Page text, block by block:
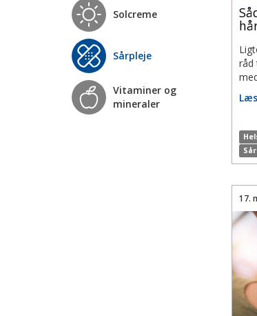
Solcreme
Sårpleje
Vitaminer og
mineraler
råd
17.